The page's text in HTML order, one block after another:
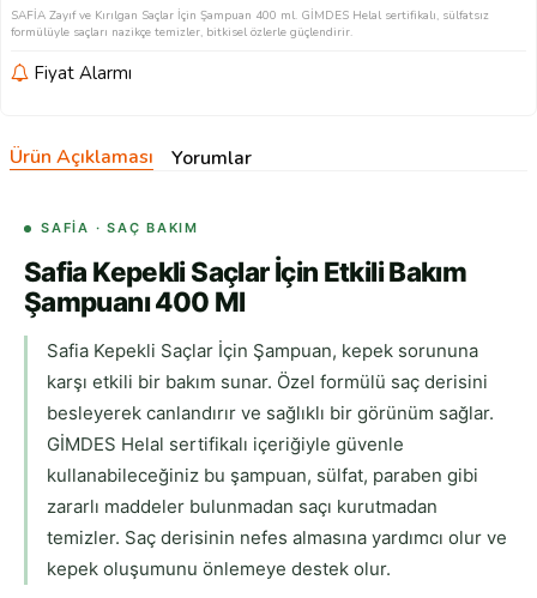
SAFİA Zayıf ve Kırılgan Saçlar İçin Şampuan 400 ml. GİMDES Helal sertifikalı, sülfatsız
formülüyle saçları nazikçe temizler, bitkisel özlerle güçlendirir.
Fiyat Alarmı
Ürün Açıklaması Yorumlar
SAFİA · SAÇ BAKIM
Safia Kepekli Saçlar İçin Etkili Bakım
Şampuanı 400 Ml
Safia Kepekli Saçlar İçin Şampuan, kepek sorununa
karşı etkili bir bakım sunar. Özel formülü saç derisini
besleyerek canlandırır ve sağlıklı bir görünüm sağlar.
GİMDES Helal sertifikalı içeriğiyle güvenle
kullanabileceğiniz bu şampuan, sülfat, paraben gibi
zararlı maddeler bulunmadan saçı kurutmadan
temizler. Saç derisinin nefes almasına yardımcı olur ve
kepek oluşumunu önlemeye destek olur.